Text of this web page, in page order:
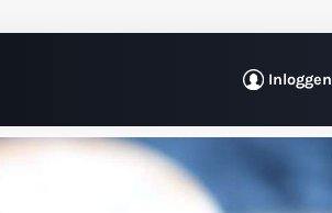
Inloggen